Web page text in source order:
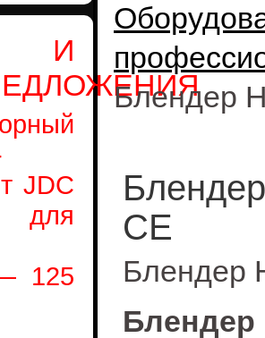
И
JDC
125
Блендер
CE
Блендер